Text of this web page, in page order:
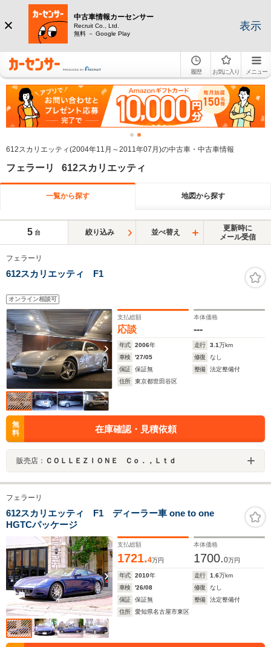
中古車情報カーセンサー
Recruit Co., Ltd.
無料 － Google Play
表示
履歴 お気に入り メニュー
612スカリエッティ(2004年11月～2011年07月)の中古車・中古車情報
フェラーリ 612スカリエッティ
一覧から探す 地図から探す
5 台 絞り込み 並べ替え
更新時に
メール受信
フェラーリ
612スカリエッティ F1
オンライン相談可
支払総額
応談
本体価格
---
年式 2006年 走行 3.1万km
車検
'27/05 修復
なし
保証
保証無 整備
法定整備付
住所
東京都世田谷区
無
料
在庫確認・見積依頼
販売店： ＣＯＬＬＥＺＩＯＮＥ Ｃｏ．，Ｌｔｄ
フェラーリ
612スカリエッティ F1 ディーラー車 one to one
HGTCパッケージ
支払総額
1721.4万円
本体価格
1700.0万円
年式 2010年 走行 1.6万km
車検
'26/08 修復
なし
保証
保証無 整備
法定整備付
住所
愛知県名古屋市東区